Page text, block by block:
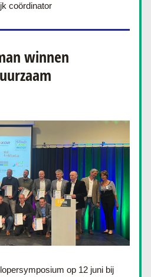
coördinator
winnen
op 12 juni bij